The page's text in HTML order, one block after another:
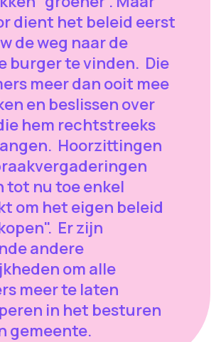
dient het beleid eerst
de weg naar de
burger te vinden. Die
meer dan ooit mee
en beslissen over
hem rechtstreeks
Hoorzittingen
tot nu toe enkel
om het eigen beleid
Er zijn
andere
om alle
meer te laten
in het besturen
gemeente.